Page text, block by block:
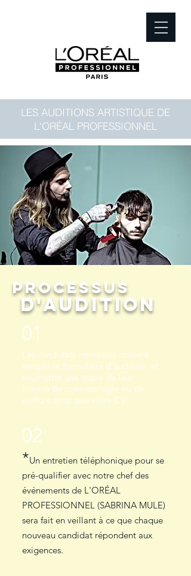
LES AUDITIONS ARTISTIQUE DE
L'ORÉAL PROFESSIONNEL
01
Les candidats intéressés doivent
remplir le formulaire d'audition et
soumettre une copie de leur
licence de cosmétologie ou de
coiffure ainsi que votre CV.
02
*Un entretien téléphonique pour se
pré-qualifier avec notre chef des
événements de L'ORÉAL
PROFESSIONNEL (SABRINA MULE)
sera fait en veillant à ce que chaque
nouveau candidat répondent aux
exigences.
PROCESSUS
D'AUDITION